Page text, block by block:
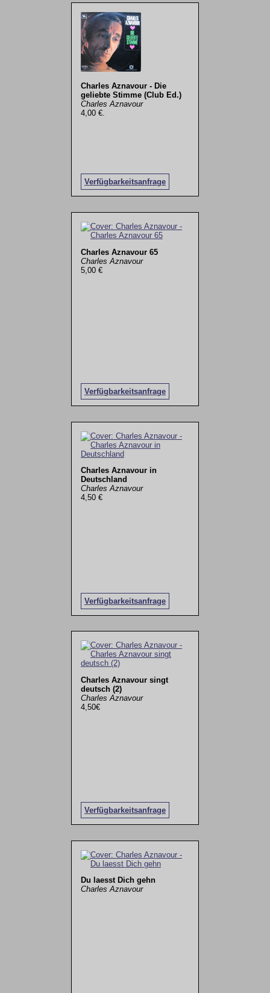
Charles Aznavour - Die
geliebte Stimme (Club Ed.)
Charles Aznavour
4,00 €.
Verfügbarkeitsanfrage
Charles Aznavour 65
Charles Aznavour
5,00 €
Verfügbarkeitsanfrage
Charles Aznavour in
Deutschland
Charles Aznavour
4,50 €
Verfügbarkeitsanfrage
Charles Aznavour singt
deutsch (2)
Charles Aznavour
4,50€
Verfügbarkeitsanfrage
Du laesst Dich gehn
Charles Aznavour